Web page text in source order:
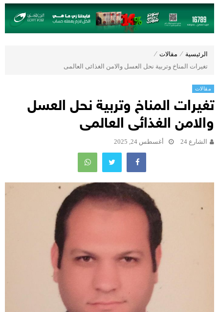
الرئيسية ⁄ مقالات ⁄
تغيرات المناخ وتربية نحل العسل والامن الغذائى العالمى
مقالات
تغيرات المناخ وتربية نحل العسل
والامن الغذائى العالمى
الشارع 24 أغسطس 24, 2025